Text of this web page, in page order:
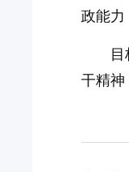
政能力
干精神